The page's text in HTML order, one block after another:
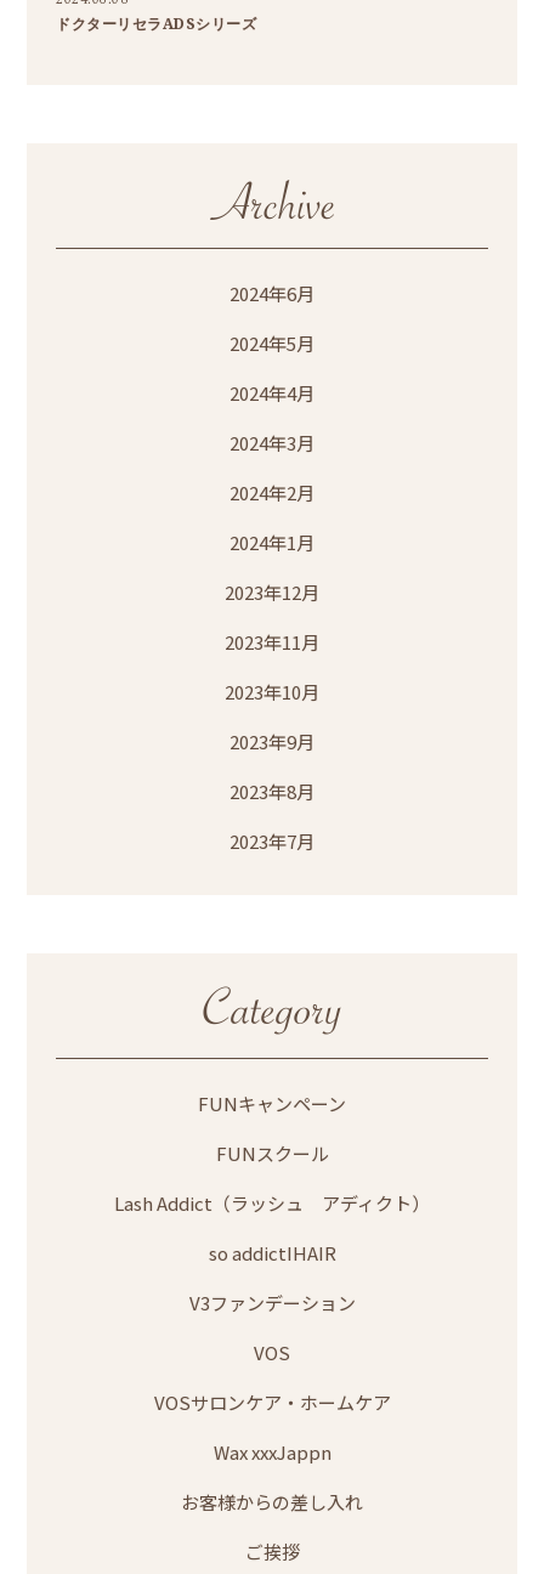
ドクターリセラADSシリーズ
2024年6月
2024年5月
2024年4月
2024年3月
2024年2月
2024年1月
2023年12月
2023年11月
2023年10月
2023年9月
2023年8月
2023年7月
FUNキャンペーン
FUNスクール
Lash Addict（ラッシュ アディクト）
so addictIHAIR
V3ファンデーション
VOS
VOSサロンケア・ホームケア
Wax xxxJappn
お客様からの差し入れ
ご挨拶